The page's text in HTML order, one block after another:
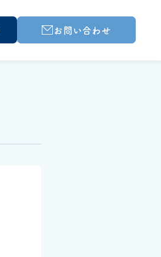
お問い合わせ